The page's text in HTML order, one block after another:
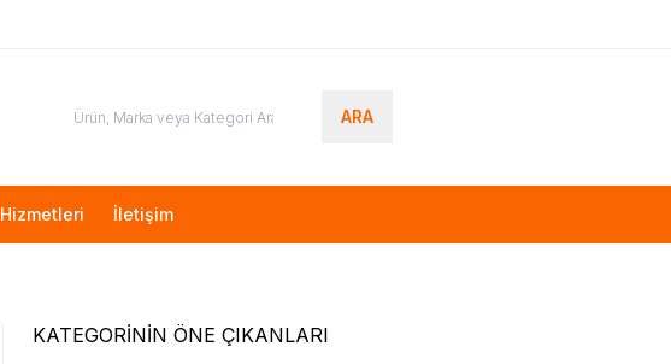
ARA
İletişim
KATEGORİNİN ÖNE ÇIKANLARI